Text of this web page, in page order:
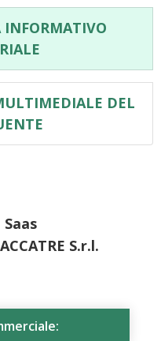
INFORMATIVO
DEL
Saas
ACCATRE S.r.l.